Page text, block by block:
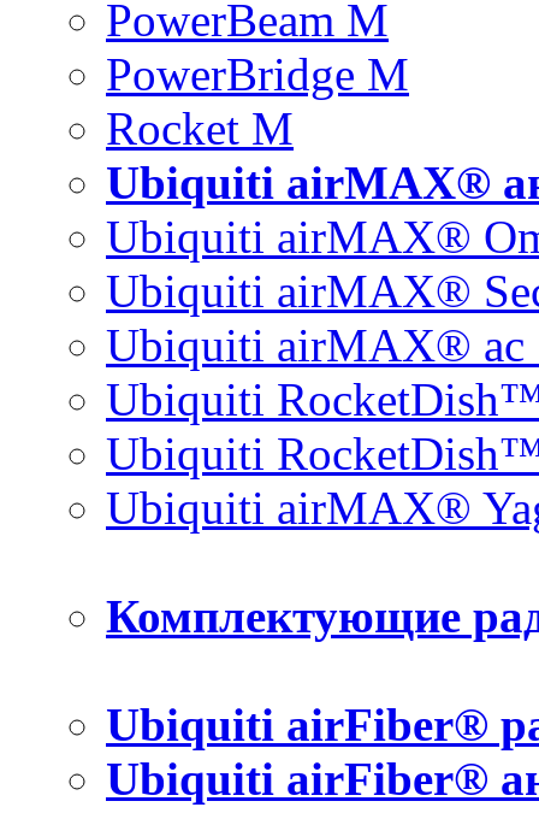
PowerBeam M
PowerBridge M
Rocket M
Ubiquiti airMAX®
Ubiquiti airMAX®
Ubiquiti airMAX®
Ubiquiti airMAX® ac
Ubiquiti
Ubiquiti
Ubiquiti airMAX®
Комплектующие
Ubiquiti airFiber®
Ubiquiti airFiber®